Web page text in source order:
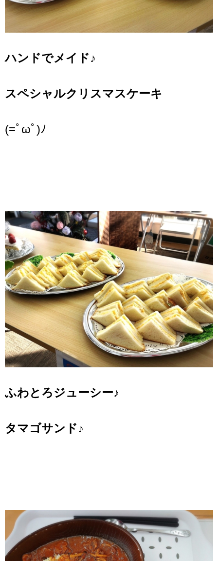
ハンドでメイド♪
スペシャルクリスマスケーキ
(=ﾟωﾟ)ﾉ
ふわとろジューシー♪
タマゴサンド♪